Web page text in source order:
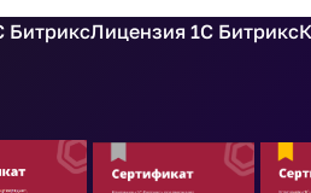
БитриксЛицензия 1С Битрикс